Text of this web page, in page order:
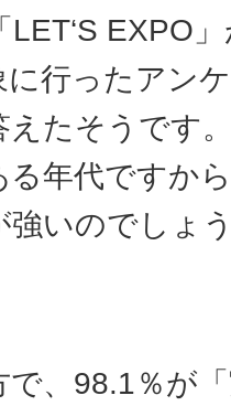
EXPO
に行ったアン
たそうです
る年代ですか
強いのでしょ
で、98.1％が